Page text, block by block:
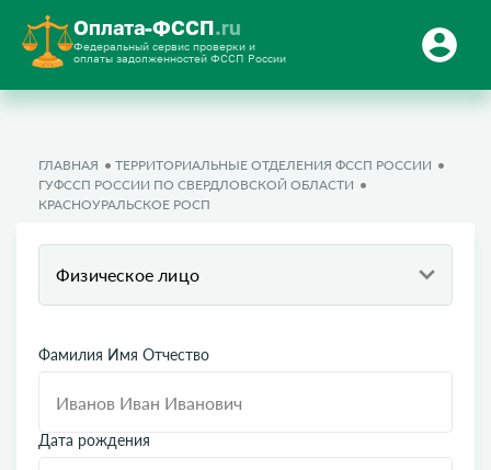
Оплата-ФССП.ru
Федеральный сервис проверки и
оплаты задолженностей ФССП России
ГЛАВНАЯ
ТЕРРИТОРИАЛЬНЫЕ ОТДЕЛЕНИЯ ФССП РОССИИ
ГУФССП РОССИИ ПО СВЕРДЛОВСКОЙ ОБЛАСТИ
КРАСНОУРАЛЬСКОЕ РОСП
Физическое лицо
Фамилия Имя Отчество
Дата рождения